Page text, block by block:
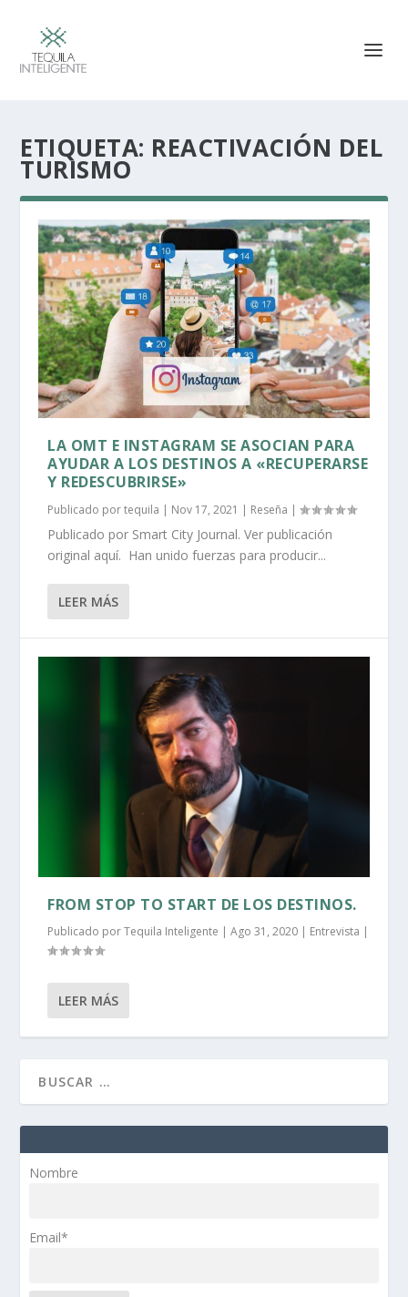
ETIQUETA: REACTIVACIÓN DEL
TURISMO
LA OMT E INSTAGRAM SE ASOCIAN PARA
AYUDAR A LOS DESTINOS A «RECUPERARSE
Y REDESCUBRIRSE»
Publicado portequila | Nov 17, 2021 | Reseña |
Publicado por Smart City Journal. Ver publicación
original aquí. Han unido fuerzas para producir...
LEER MÁS
FROM STOP TO START DE LOS DESTINOS.
Publicado porTequila Inteligente |Ago 31, 2020 | Entrevista |
LEER MÁS
Nombre
Email*